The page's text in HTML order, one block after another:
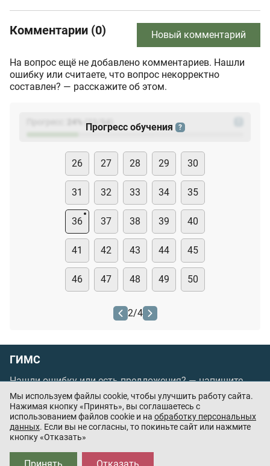
Комментарии (0) Новый комментарий
На вопрос ещё не добавлено комментариев. Нашли
ошибку или считаете, что вопрос некорректно
составлен? — расскажите об этом.
(23
Прогресс обучения ?
26 27 28 29 30
31 32 33 34 35
36 37 38 39 40
41 42 43 44 45
46 47 48 49 50
2/4
ГИМС
Нашли ошибку или есть предложения? —напишите
нам
Порядок проведения оплаты по банковским
картам/Цены/Оферта
Приложения партнёров:
Мы используем файлы cookie, чтобы улучшить работу сайта.
Нажимая кнопку «Принять», вы соглашаетесь с
использованием файлов cookie и на обработку персональных
данных. Если вы не согласны, то покиньте сайт или нажмите
кнопку «Отказать»